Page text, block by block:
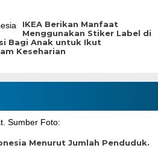
IKEA Berikan Manfaat
Menggunakan Stiker Label di
Bagi Anak untuk Ikut
Keseharian
Menurut Jumlah Penduduk.